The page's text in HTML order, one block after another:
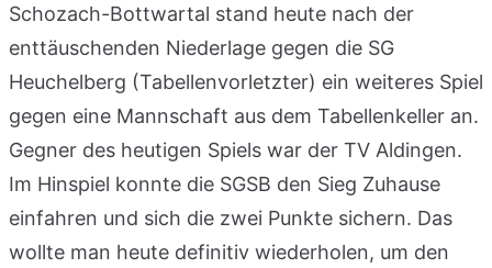
Schozach-Bottwartal stand heute nach der
enttäuschenden Niederlage gegen die SG
Heuchelberg (Tabellenvorletzter) ein weiteres Spiel
gegen eine Mannschaft aus dem Tabellenkeller an.
Gegner des heutigen Spiels war der TV Aldingen.
Im Hinspiel konnte die SGSB den Sieg Zuhause
einfahren und sich die zwei Punkte sichern. Das
wollte man heute definitiv wiederholen, um den